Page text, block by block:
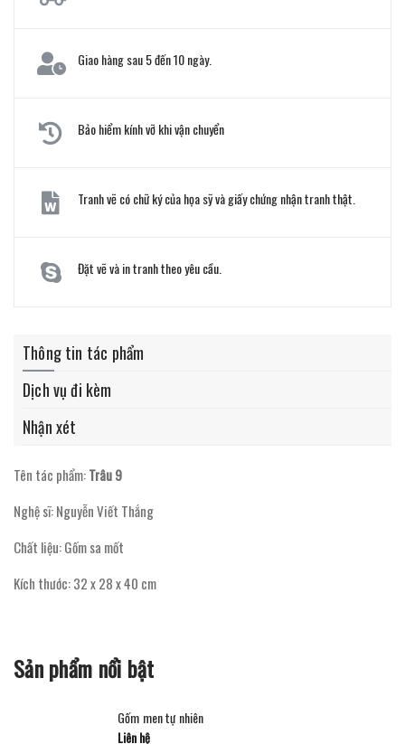
Giao hàng sau 5 đến 10 ngày.
Bảo hiểm kính vỡ khi vận chuyển
Tranh vẽ có chữ ký của họa sỹ và giấy chứng nhận tranh thật.
Đặt vẽ và in tranh theo yêu cầu.
Thông tin tác phẩm
Dịch vụ đi kèm
Nhận xét
Tên tác phẩm:Trâu 9
Nghệ sĩ: Nguyễn Viết Thắng
Chất liệu: Gốm sa mốt
Kích thước: 32 x 28 x 40 cm
Sản phẩm nổi bật
Gốm men tự nhiên
Liên hệ